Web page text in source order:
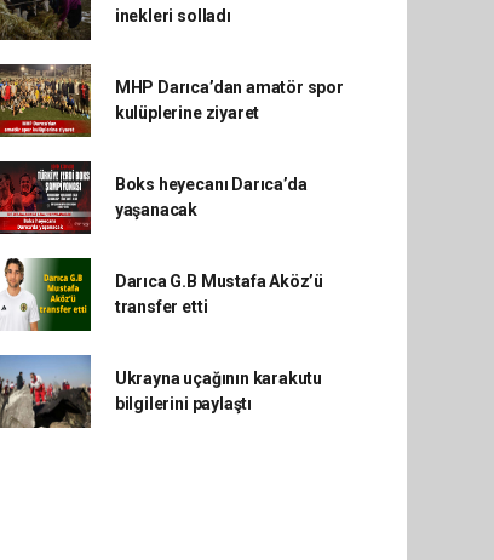
inekleri solladı
MHP Darıca’dan amatör spor
kulüplerine ziyaret
Boks heyecanı Darıca’da
yaşanacak
Darıca G.B Mustafa Aköz’ü
transfer etti
Ukrayna uçağının karakutu
bilgilerini paylaştı